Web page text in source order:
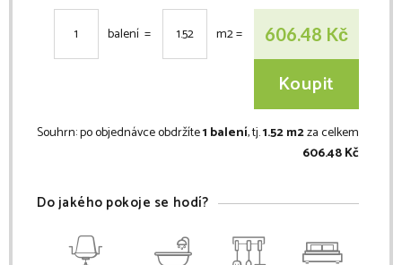
balení = m2= 606.48 Kč
Koupit
Souhrn:po objednávce obdržíte1 balení, tj.1.52 m2za celkem
606.48 Kč
Do jakého pokoje se hodí?